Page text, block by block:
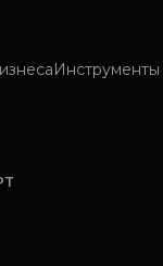
Инструменты